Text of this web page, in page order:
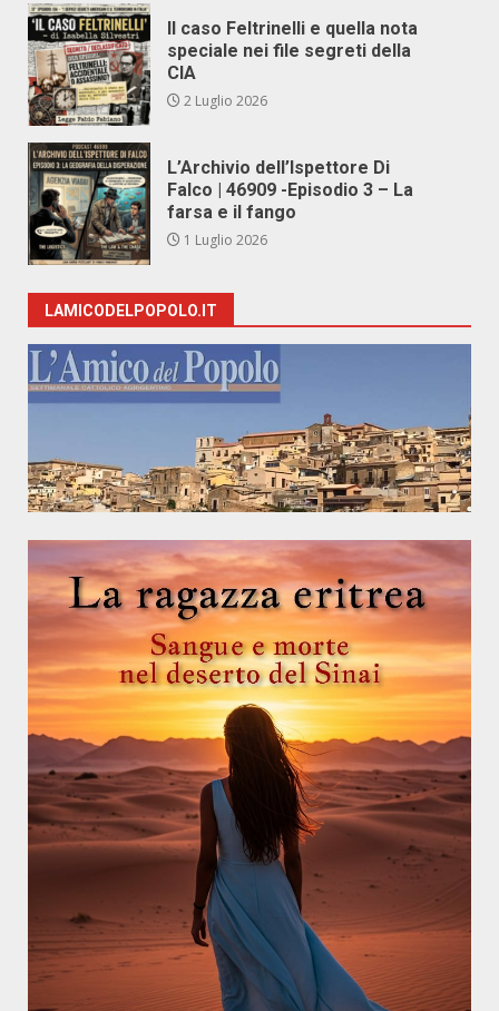
Il caso Feltrinelli e quella nota
speciale nei file segreti della
CIA
2 Luglio 2026
L’Archivio dell’Ispettore Di
Falco | 46909 -Episodio 3 – La
farsa e il fango
1 Luglio 2026
LAMICODELPOPOLO.IT